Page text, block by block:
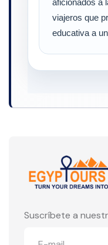
aficionados a
viajeros que
educativa a
Suscríbete a